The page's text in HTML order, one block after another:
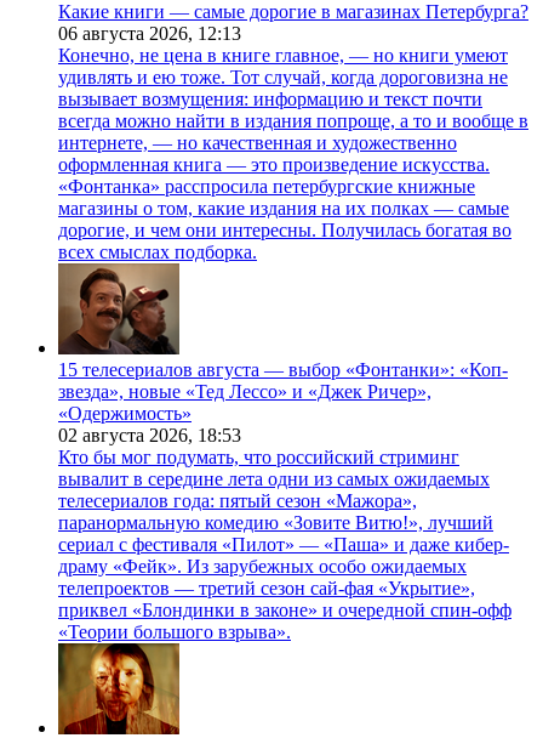
Какие книги — самые дорогие в магазинах Петербурга?
06 августа 2026, 12:13
Конечно, не цена в книге главное, — но книги умеют
удивлять и ею тоже. Тот случай, когда дороговизна не
вызывает возмущения: информацию и текст почти
всегда можно найти в издания попроще, а то и вообще в
интернете, — но качественная и художественно
оформленная книга — это произведение искусства.
«Фонтанка» расспросила петербургские книжные
магазины о том, какие издания на их полках — самые
дорогие, и чем они интересны. Получилась богатая во
всех смыслах подборка.
15 телесериалов августа — выбор «Фонтанки»: «Коп-
звезда», новые «Тед Лессо» и «Джек Ричер»,
«Одержимость»
02 августа 2026, 18:53
Кто бы мог подумать, что российский стриминг
вывалит в середине лета одни из самых ожидаемых
телесериалов года: пятый сезон «Мажора»,
паранормальную комедию «Зовите Витю!», лучший
сериал с фестиваля «Пилот» — «Паша» и даже кибер-
драму «Фейк». Из зарубежных особо ожидаемых
телепроектов — третий сезон сай-фая «Укрытие»,
приквел «Блондинки в законе» и очередной спин-офф
«Теории большого взрыва».